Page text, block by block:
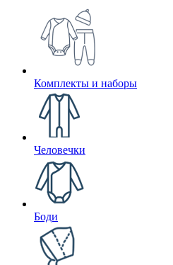
Комплекты и наборы
Человечки
Боди